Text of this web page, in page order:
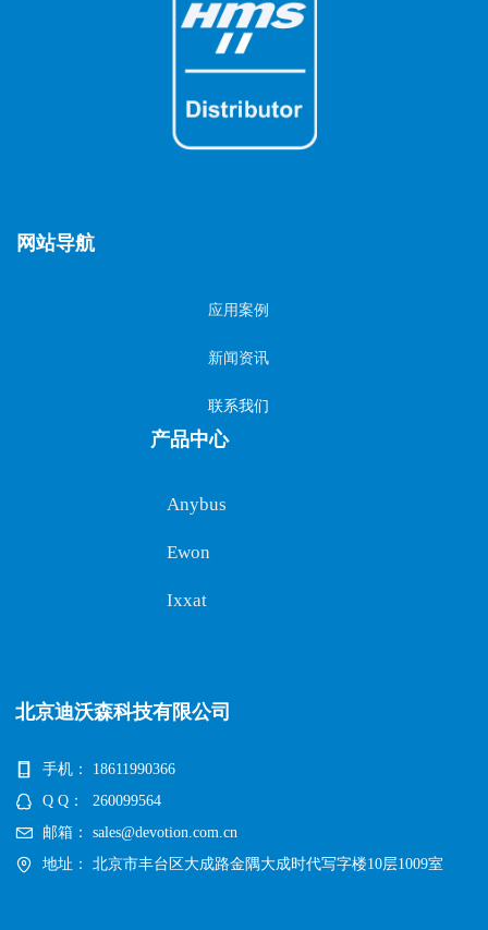
网站导航
应用案例
新闻资讯
联系我们
产品中心
Anybus
Ewon
Ixxat
北京迪沃森科技有限公司
手机：
18611990366
Q Q：
260099564
邮箱：
sales@devotion.com.cn
地址：
北京市丰台区大成路金隅大成时代写字楼10层1009室